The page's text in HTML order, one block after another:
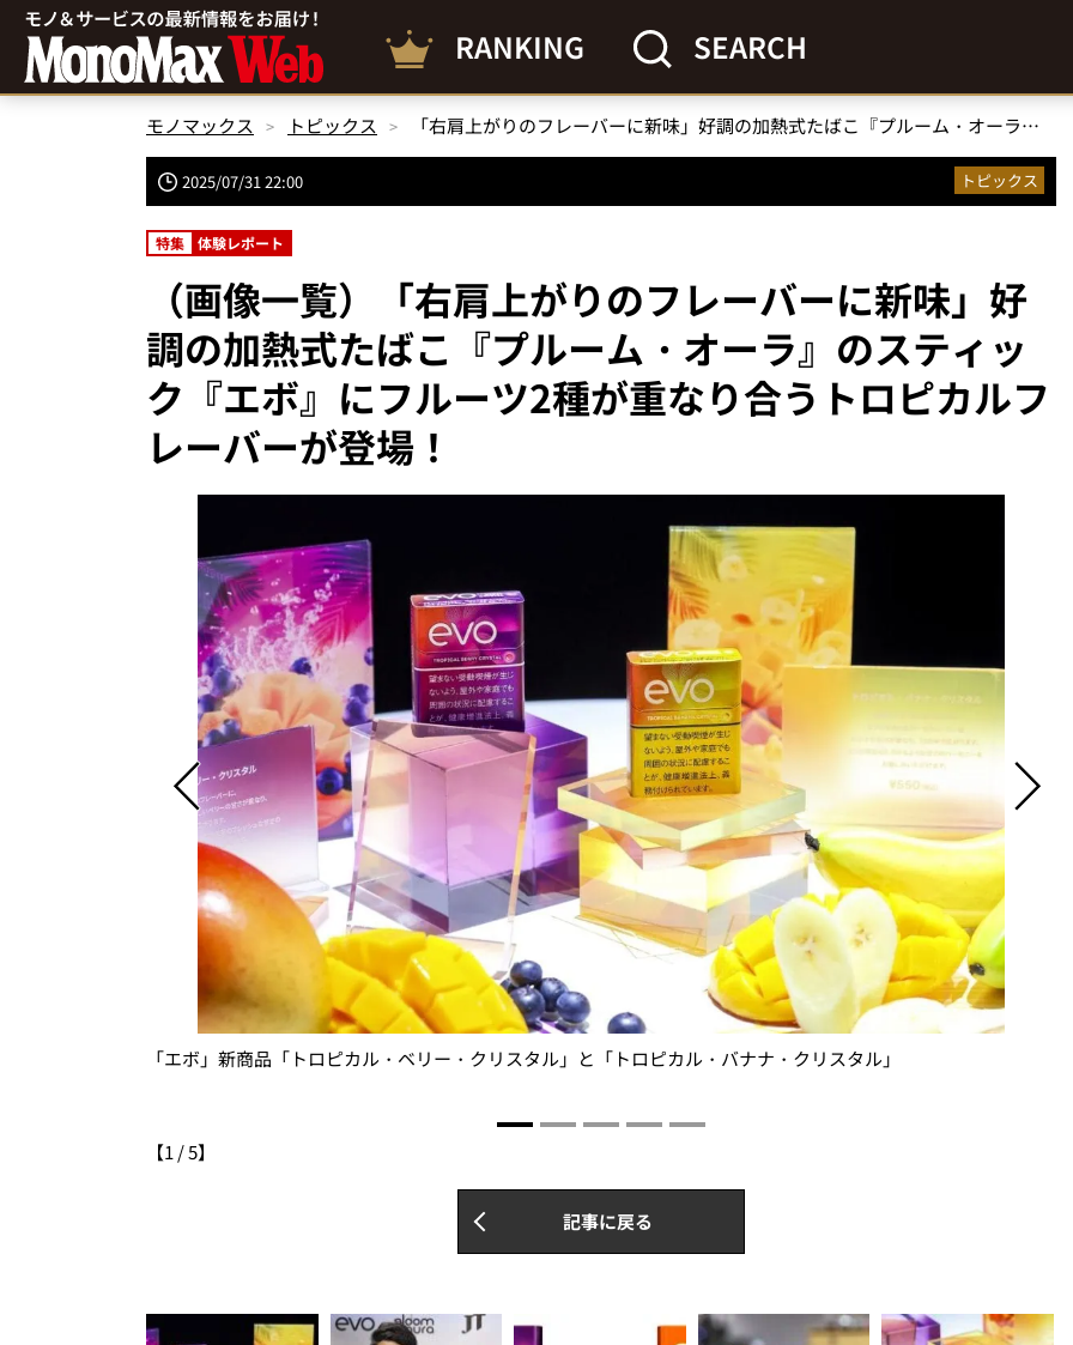
RANKING SEARCH
モノマックス トピックス 「右肩上がりのフレーバーに新味」好調の加熱式たばこ『プルーム・オーラ』のスティック『エボ』にフルーツ2種が重なり合うトロピカルフレーバーが登場！
2025/07/31 22:00 トピックス
特集 体験レポート
（画像一覧）「右肩上がりのフレーバーに新味」好
調の加熱式たばこ『プルーム・オーラ』のスティッ
ク『エボ』にフルーツ2種が重なり合うトロピカルフ
レーバーが登場！
「エボ」新商品「トロピカル・ベリー・クリスタル」と「トロピカル・バナナ・クリスタル」
【1 /5】
記事に戻る